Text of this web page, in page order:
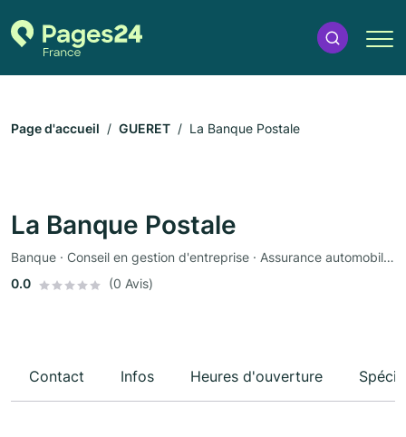
Page d'accueil GUERET La Banque Postale
La Banque Postale
Banque · Conseil en gestion d'entreprise · Assurance automobile · Assurance
0.0
(0 Avis)
Contact Infos Heures d'ouverture